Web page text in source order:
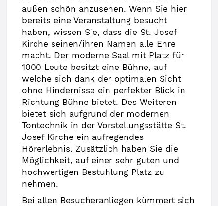
außen schön anzusehen. Wenn Sie hier
bereits eine Veranstaltung besucht
haben, wissen Sie, dass die St. Josef
Kirche seinen/ihren Namen alle Ehre
macht. Der moderne Saal mit Platz für
1000 Leute besitzt eine Bühne, auf
welche sich dank der optimalen Sicht
ohne Hindernisse ein perfekter Blick in
Richtung Bühne bietet. Des Weiteren
bietet sich aufgrund der modernen
Tontechnik in der Vorstellungsstätte St.
Josef Kirche ein aufregendes
Hörerlebnis. Zusätzlich haben Sie die
Möglichkeit, auf einer sehr guten und
hochwertigen Bestuhlung Platz zu
nehmen.
Bei allen Besucheranliegen kümmert sich